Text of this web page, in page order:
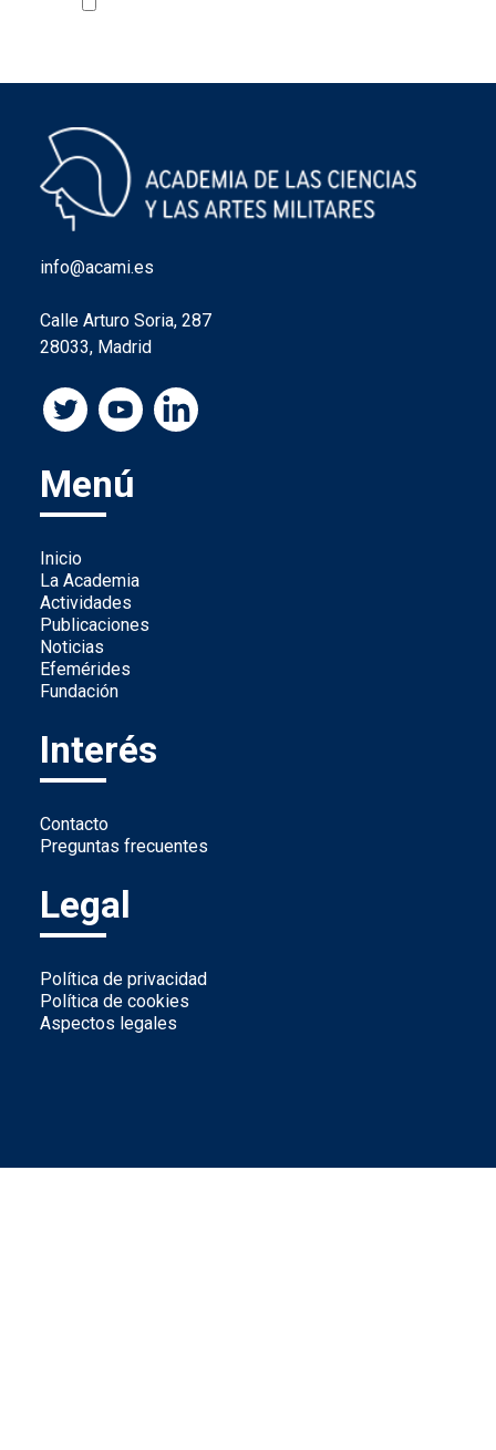
info@acami.es
Calle Arturo Soria, 287
28033, Madrid
Menú
Inicio
La Academia
Actividades
Publicaciones
Noticias
Efemérides
Fundación
Interés
Contacto
Preguntas frecuentes
Legal
Política de privacidad
Política de cookies
Aspectos legales